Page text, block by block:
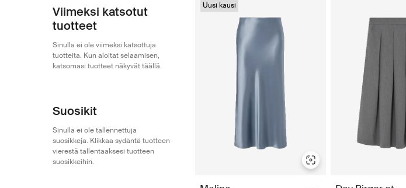
Viimeksi katsotut
tuotteet
Sinulla ei ole viimeksi katsottuja
tuotteita. Kun aloitat selaamisen,
katsomasi tuotteet näkyvät täällä.
Suosikit
Sinulla ei ole tallennettuja
suosikkeja. Klikkaa sydäntä tuotteen
vierestä tallentaaksesi tuotteen
suosikkeihin.
Uusi kausi